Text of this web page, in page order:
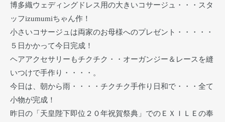
博多織ウェディングドレス用の大きいコサージュ・・・スタ
ッフizumumiちゃん作！
小さいコサージュは両家のお母様へのプレゼント・・・・・
５日かかって今日完成！
ヘアアクセサリーもチクチク・・オーガンジー＆レースを縫
いつけで手作り・・・・。
今日は、朝から雨・・・・チクチク手作り日和で・・・全て
小物が完成！
昨日の「天皇陛下即位２０年祝賀祭典」でのＥＸＩＬＥの奉